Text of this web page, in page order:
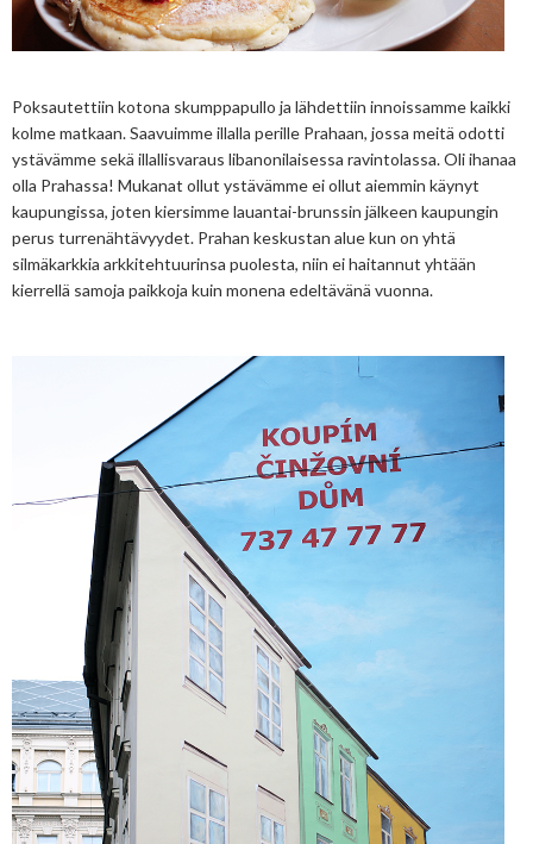
Poksautettiin kotona skumppapullo ja lähdettiin innoissamme kaikki
kolme matkaan. Saavuimme illalla perille Prahaan, jossa meitä odotti
ystävämme sekä illallisvaraus libanonilaisessa ravintolassa. Oli ihanaa
olla Prahassa! Mukanat ollut ystävämme ei ollut aiemmin käynyt
kaupungissa, joten kiersimme lauantai-brunssin jälkeen kaupungin
perus turrenähtävyydet. Prahan keskustan alue kun on yhtä
silmäkarkkia arkkitehtuurinsa puolesta, niin ei haitannut yhtään
kierrellä samoja paikkoja kuin monena edeltävänä vuonna.